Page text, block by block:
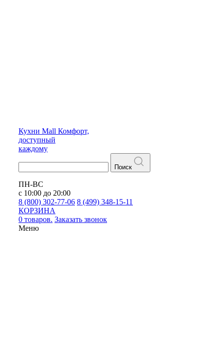
Кухни Mall Комфорт,
доступный
каждому
Поиск
ПН-ВС
с 10:00 до 20:00
8 (800) 302-77-06 8 (499) 348-15-11
КОРЗИНА
0 товаров. Заказать звонок
Меню